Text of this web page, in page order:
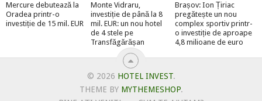
Mercure debutează la
Oradea printr-o
investiție de 15 mil. EUR
Monte Vidraru,
investiție de până la 8
mil. EUR: un nou hotel
de 4 stele pe
Transfăgărășan
Brașov: Ion Țiriac
pregătește un nou
complex sportiv printr-
o investiție de aproape
4,8 milioane de euro
© 2026 HOTEL INVEST.
THEME BY MYTHEMESHOP.